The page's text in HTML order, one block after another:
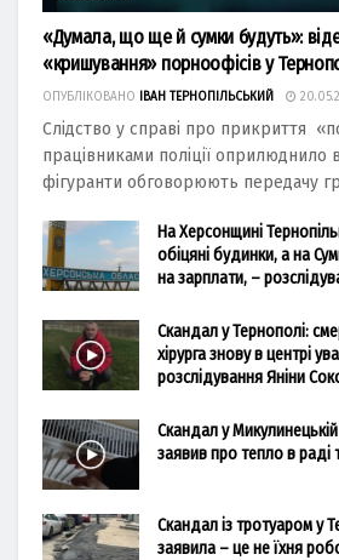
«Думала, що ще й сумки будуть»:
«кришування» порноофісів у
ОПУБЛІКОВАНО ІВАН ТЕРНОПІЛЬСЬКИЙ
Слідство у справі про прикриття
працівниками поліції оприлюднило
фігуранти обговорюють передачу
На Херсонщині
обіцяні будинки, а на
на зарплати, –
Скандал у Тернополі:
хірурга знову в центрі
розслідування Яніни
Скандал у Микулинецькій
заявив про тепло в раді
Скандал із тротуаром у
заявила – це не їхня